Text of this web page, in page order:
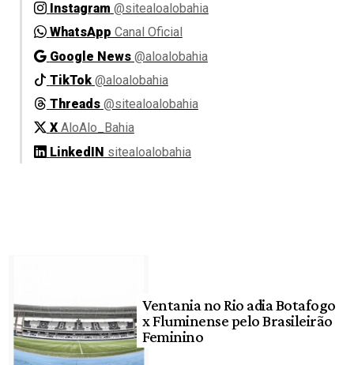
Instagram @sitealoalobahia
WhatsApp Canal Oficial
Google News @aloalobahia
TikTok @aloalobahia
Threads @sitealoalobahia
X AloAlo_Bahia
LinkedIN sitealoalobahia
Ventania no Rio adia Botafogo
x Fluminense pelo Brasileirão
Feminino